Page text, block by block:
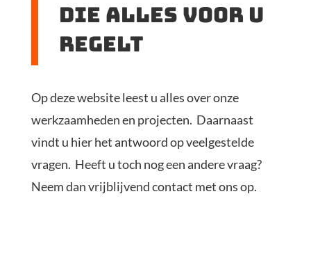
die alles voor u
regelt
Op deze website leest u alles over onze
werkzaamheden en projecten. Daarnaast
vindt u hier het antwoord op veelgestelde
vragen. Heeft u toch nog een andere vraag?
Neem dan vrijblijvend contact met ons op.